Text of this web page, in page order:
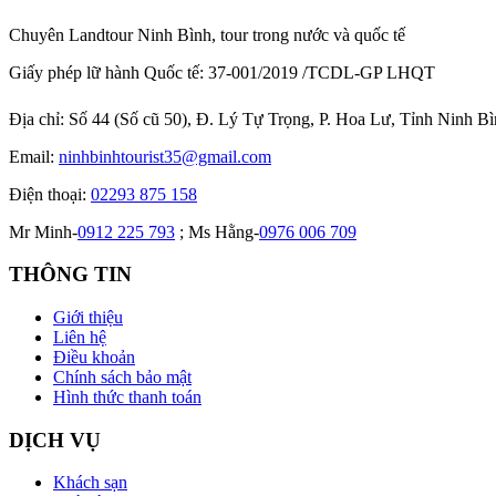
Chuyên Landtour Ninh Bình, tour trong nước và quốc tế
Giấy phép lữ hành Quốc tế: 37-001/2019 /TCDL-GP LHQT
Địa chỉ: Số 44 (Số cũ 50), Đ. Lý Tự Trọng, P. Hoa Lư, Tỉnh Ninh
Email: ninhbinhtourist35@gmail.com
Điện thoại: 02293 875 158
Mr Minh-0912 225 793 ; Ms Hằng-0976 006 709
THÔNG TIN
Giới thiệu
Liên hệ
Điều khoản
Chính sách bảo mật
Hình thức thanh toán
DỊCH VỤ
Khách sạn